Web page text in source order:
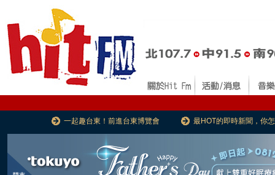
一起趣台東！前進台東博覽會 最HOT的即時新聞，你